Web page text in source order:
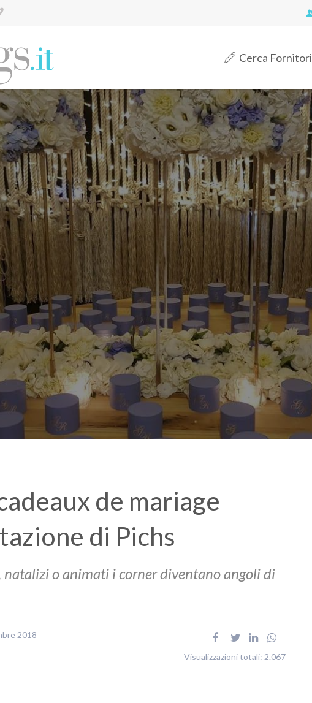
Cerca Fornitori
de mariage
di Pichs
natalizi o animati i corner diventano angoli di
2018
Visualizzazioni totali: 2.067